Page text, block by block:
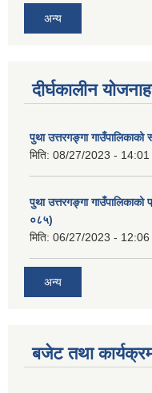
अन्य
दीर्घकालीन
पुथा उत्तरगङ्गा
मिति: 08/27/2023 - 14:01
पुथा उत्तरगङ्गा
०८५)
मिति: 06/27/2023 - 12:06
अन्य
बजेट तथा